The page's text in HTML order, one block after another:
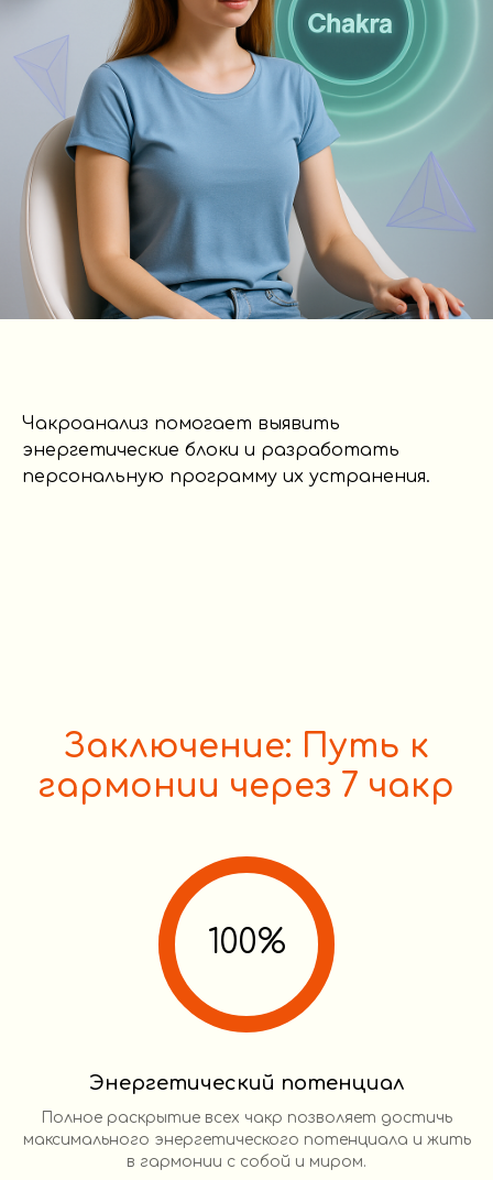
Чакроанализ помогает выявить
энергетические блоки и разработать
персональную программу их устранения.
Заключение: Путь к
гармонии через 7 чакр
100%
Энергетический потенциал
Полное раскрытие всех чакр позволяет достичь
максимального энергетического потенциала и жить
в гармонии с собой и миром.